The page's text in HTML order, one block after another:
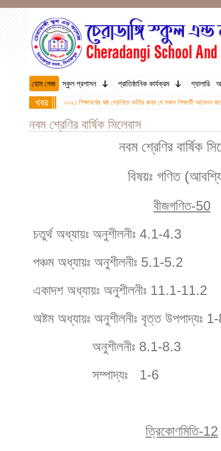
হোম পেজ স্কুল প্রশাসন প্রাতিষ্ঠানিক কার্যক্রম গ্যালারি
খবর ২০২১ শিক্ষাবর্ষের ষষ্ঠ শ্রেণিতে ভর্তির জন্য যে সকল শিক্ষার্থী
নবম শ্রেণির বার্ষিক সিলেবাস
নবম শ্রেণির বার্ষিক
বিষয়ঃ গণিত
বীজগণিত-50
চতুর্থ অধ্যায়ঃ অনুশীলনীঃ 4.1-4.3
পঞ্চম অধ্যায়ঃ অনুশীলনীঃ 5.1-5.2
একাদশ অধ্যায়ঃ অনুশীলনীঃ 11.1-11.2
অষ্টম অধ্যায়ঃ অনুশীলনীঃ বৃত্ত উপপাদ্যঃ
অনুশীলনীঃ 8.1-8.3
সম্পাদ্যঃ 1-6
ত্রিকোণমিতি-12